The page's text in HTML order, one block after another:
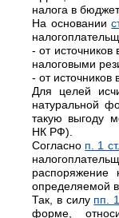
налога в
На основании
- от
налоговыми
- от
Для целей
натуральной
такую выгоду
НК РФ).
Согласно п. 1
определяемой в
Так, в силу пп.
форме,